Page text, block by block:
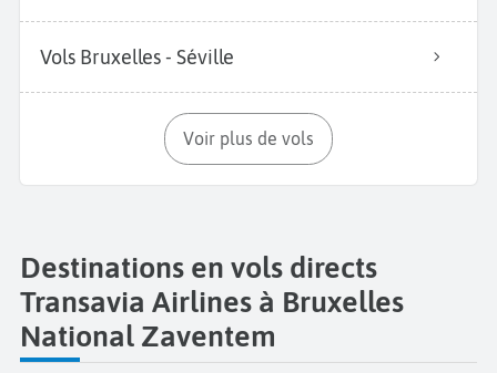
Vols Bruxelles - Séville
Voir plus de vols
Destinations en vols directs
Transavia Airlines à Bruxelles
National Zaventem